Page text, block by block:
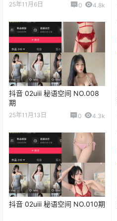
25年11月6日 0 4.8k
抖音 02uiii 秘语空间 NO.008
期
25年11月13日 0 4.3k
抖音 02uiii 秘语空间 NO.010期